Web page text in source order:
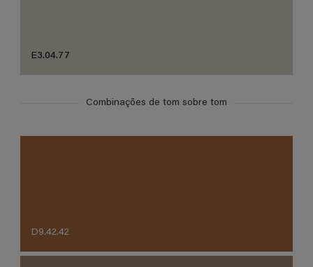
E3.04.77
Combinações de tom sobre tom
D9.42.42